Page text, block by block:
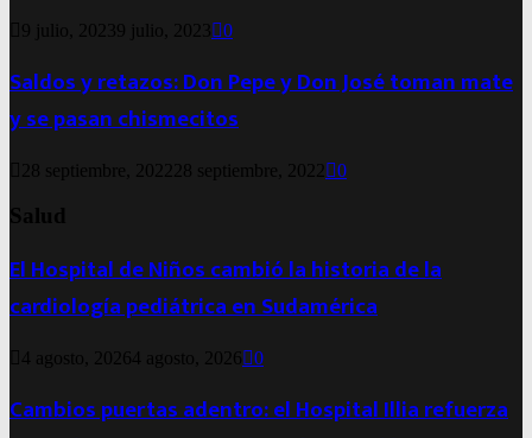
9 julio, 20239 julio, 2023 0
Saldos y retazos: Don Pepe y Don José toman mate
y se pasan chismecitos
28 septiembre, 2022 28 septiembre, 2022 0
Salud
El Hospital de Niños cambió la historia de la
cardiología pediátrica en Sudamérica
4 agosto, 20264 agosto, 2026 0
Cambios puertas adentro: el Hospital Illia refuerza